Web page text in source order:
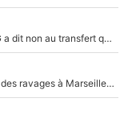
140M€ pour Yan Diomandé : Le PSG a dit non au transfert qui bat tous les records sur le mercato
La crise financière continue de faire des ravages à Marseille : L’OM a placé 12 joueurs sur le marché des transferts… et ça pourrait lui rapporter près de 100M€ !